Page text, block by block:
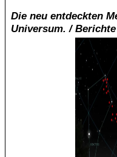
Die neu entdeckten
Universum. / Berichte